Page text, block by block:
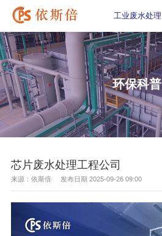
工业废水处理
环保科普
芯片废水处理工程公司
来源：依斯倍 发布日期 2025-09-26 09:00